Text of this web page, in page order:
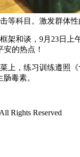
等科目。激发群体性
和谈，9月23日上
的热点！
练习训练遵照《
毒素。
Rights Reserved